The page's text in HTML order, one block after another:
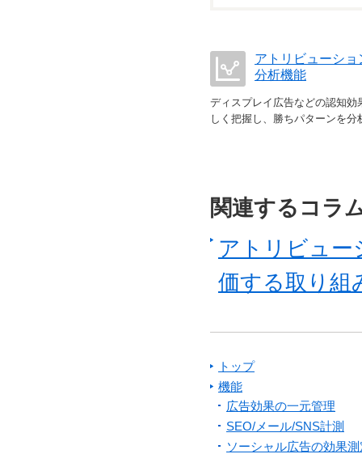
アトリビューショ
分析機能
ディスプレイ広告などの認知効
しく把握し、勝ちパターンを分
関連するコラ
アトリビュー
価する取り組
トップ
機能
広告効果の一元管理
SEO/メール/SNS計測
ソーシャル広告の効果測